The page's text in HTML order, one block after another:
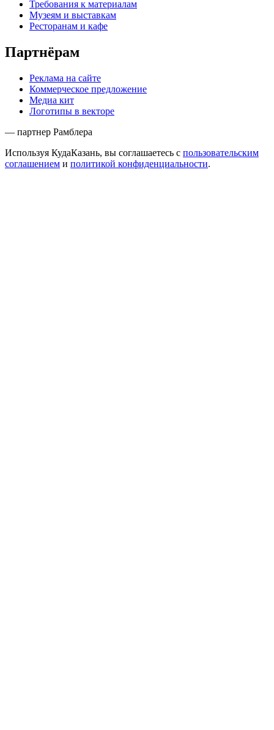
Требования к материалам
Музеям и выставкам
Ресторанам и кафе
Партнёрам
Реклама на сайте
Коммерческое предложение
Медиа кит
Логотипы в векторе
— партнер Рамблера
Используя КудаКазань, вы соглашаетесь с пользовательским
соглашением и политикой конфиденциальности.